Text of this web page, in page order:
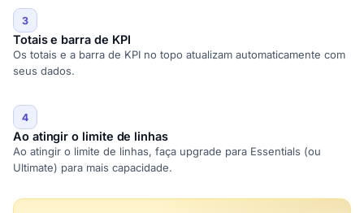
3
Totais e barra de KPI
Os totais e a barra de KPI no topo atualizam automaticamente com
seus dados.
4
Ao atingir o limite de linhas
Ao atingir o limite de linhas, faça upgrade para Essentials (ou
Ultimate) para mais capacidade.